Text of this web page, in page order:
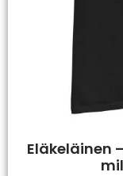
Eläkeläinen